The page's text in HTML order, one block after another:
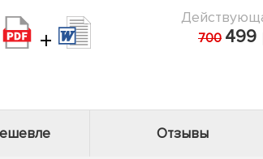
+ 700 499
Отзывы